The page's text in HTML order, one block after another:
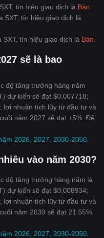
tín hiệu giao dịch là Bán
SXT, tín hiệu giao dịch là
tín hiệu giao dịch là Bán
sẽ là bao
độ tăng trưởng hàng năm
dự kiến sẽ đạt $0.007718;
lợi nhuận tích lũy từ đầu tư và
năm 2027 sẽ đạt +5%. Để
2026, 2027, 2030-2050
vào năm 2030?
độ tăng trưởng hàng năm là
dự kiến sẽ đạt $0.008934;
lợi nhuận tích lũy từ đầu tư và
năm 2030 sẽ đạt 21.55%.
2026, 2027, 2030-2050